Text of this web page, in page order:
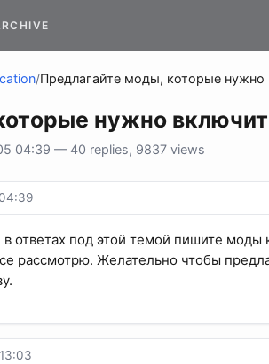
/Предлагайте моды, которые
нужно
04:39 — 40 replies, 9837 views
в ответах под этой темой пишите
рассмотрю. Желательно чтобы